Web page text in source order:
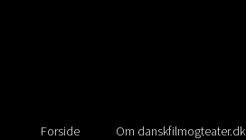
Forside Om danskfilmogteater.dk